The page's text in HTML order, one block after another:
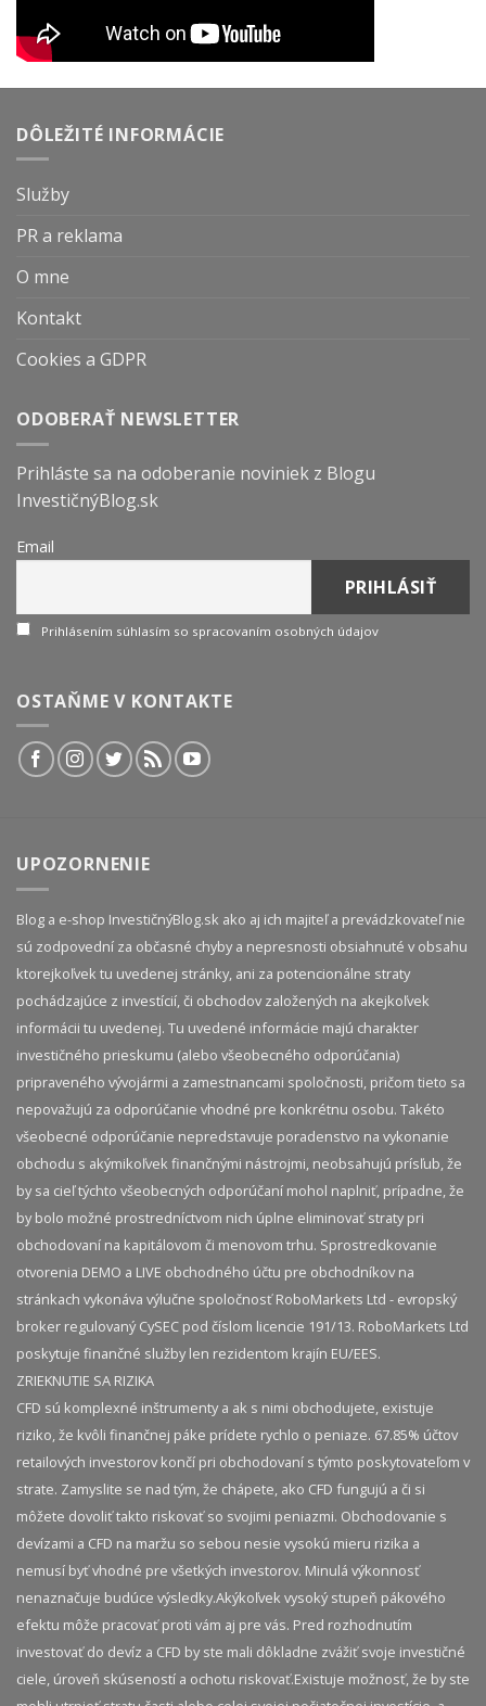
DÔLEŽITÉ INFORMÁCIE
Služby
PR a reklama
O mne
Kontakt
Cookies a GDPR
ODOBERAŤ NEWSLETTER
Prihláste sa na odoberanie noviniek z Blogu
InvestičnýBlog.sk
Email
Prihlásením súhlasím so spracovaním osobných údajov
OSTAŇME V KONTAKTE
UPOZORNENIE
Blog a e-shop InvestičnýBlog.sk ako aj ich majiteľ a prevádzkovateľ nie
sú zodpovední za občasné chyby a nepresnosti obsiahnuté v obsahu
ktorejkoľvek tu uvedenej stránky, ani za potencionálne straty
pochádzajúce z investícií, či obchodov založených na akejkoľvek
informácii tu uvedenej. Tu uvedené informácie majú charakter
investičného prieskumu (alebo všeobecného odporúčania)
pripraveného vývojármi a zamestnancami spoločnosti, pričom tieto sa
nepovažujú za odporúčanie vhodné pre konkrétnu osobu. Takéto
všeobecné odporúčanie nepredstavuje poradenstvo na vykonanie
obchodu s akýmikoľvek finančnými nástrojmi, neobsahujú prísľub, že
by sa cieľ týchto všeobecných odporúčaní mohol naplniť, prípadne, že
by bolo možné prostredníctvom nich úplne eliminovať straty pri
obchodovaní na kapitálovom či menovom trhu. Sprostredkovanie
otvorenia DEMO a LIVE obchodného účtu pre obchodníkov na
stránkach vykonáva výlučne spoločnosť RoboMarkets Ltd - evropský
broker regulovaný CySEC pod číslom licencie 191/13. RoboMarkets Ltd
poskytuje finančné služby len rezidentom krajín EU/EES.
ZRIEKNUTIE SA RIZIKA
CFD sú komplexné inštrumenty a ak s nimi obchodujete, existuje
riziko, že kvôli finančnej páke prídete rychlo o peniaze. 67.85% účtov
retailových investorov končí pri obchodovaní s týmto poskytovateľom v
strate. Zamyslite se nad tým, že chápete, ako CFD fungujú a či si
môžete dovoliť takto riskovať so svojimi peniazmi. Obchodovanie s
devízami a CFD na maržu so sebou nesie vysokú mieru rizika a
nemusí byť vhodné pre všetkých investorov. Minulá výkonnosť
nenaznačuje budúce výsledky.​ Akýkoľvek vysoký stupeň pákového
efektu môže pracovať proti vám aj pre vás. Pred rozhodnutím
investovať do devíz a CFD by ste mali dôkladne zvážiť svoje investičné
ciele, úroveň skúseností a ochotu riskovať.​ Existuje možnosť, že by ste